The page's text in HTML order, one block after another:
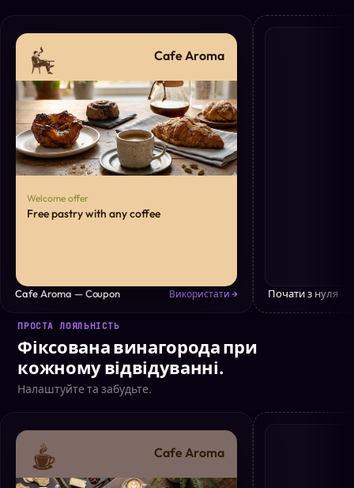
Cafe Aroma
Welcome offer
Free pastry with any coffee
Cafe Aroma — Coupon Використати → Почати з нуля
ПРОСТА ЛОЯЛЬНІСТЬ
Фіксована винагорода при
кожному відвідуванні.
Налаштуйте та забудьте.
Cafe Aroma